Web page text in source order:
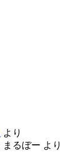
より
まるぼー より